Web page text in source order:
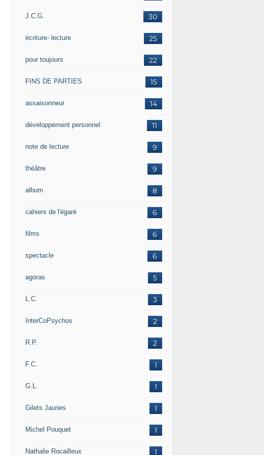
30
J.C.G.
25
écriture- lecture
22
pour toujours
15
FINS DE PARTIES
14
assaisonneur
11
développement personnel
9
note de lecture
9
théâtre
8
album
6
cahiers de l'égaré
6
films
6
spectacle
5
agoras
3
L.C.
2
InterCoPsychos
2
R.P.
1
F.C.
1
G.L.
1
Gilets Jaunes
1
Michel Pouquet
1
Nathalie Rocailleux